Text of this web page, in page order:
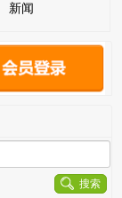
新闻
搜索